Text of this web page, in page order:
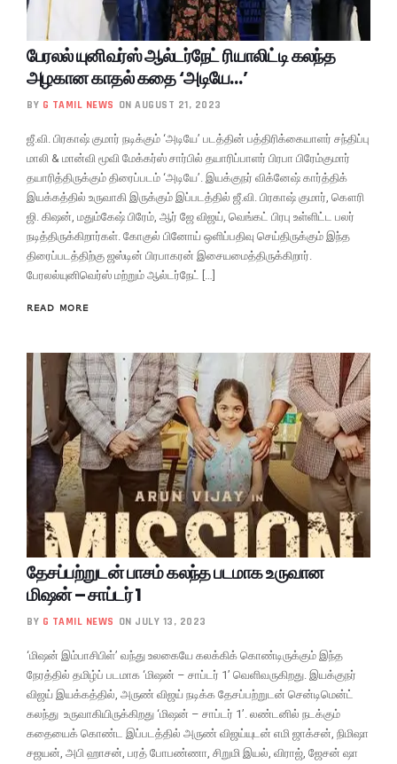
பேரலல் யுனிவர்ஸ் ஆல்டர்நேட் ரியாலிட்டி கலந்த
அழகான காதல் கதை ‘அடியே…’
BY G TAMIL NEWS ON AUGUST 21, 2023
ஜீ.வி. பிரகாஷ் குமார் நடிக்கும் ‘அடியே’ படத்தின் பத்திரிக்கையாளர் சந்திப்பு
மாலி & மான்வி மூவி மேக்கர்ஸ் சார்பில் தயாரிப்பாளர் பிரபா பிரேம்குமார்
தயாரித்திருக்கும் திரைப்படம் ‘அடியே’.‌ இயக்குநர் விக்னேஷ் கார்த்திக்
இயக்கத்தில் உருவாகி இருக்கும் இப்படத்தில் ஜீ.வி. பிரகாஷ் குமார், கௌரி
ஜி. கிஷன், மதும்கேஷ் பிரேம், ஆர் ஜே விஜய், வெங்கட் பிரபு உள்ளிட்ட பலர்
நடித்திருக்கிறார்கள். கோகுல் பினோய் ஒளிப்பதிவு செய்திருக்கும் இந்த
திரைப்படத்திற்கு ஜஸ்டின் பிரபாகரன் இசையமைத்திருக்கிறார்.
பேரலல்யுனிவெர்ஸ் மற்றும் ஆல்டர்நேட் […]
READ MORE
தேசப்பற்றுடன் பாசம் கலந்த படமாக உருவான
மிஷன் – சாப்டர் 1
BY G TAMIL NEWS ON JULY 13, 2023
‘மிஷன் இம்பாசிபிள்’ வந்து உலகையே கலக்கிக் கொண்டிருக்கும் இந்த
நேரத்தில் தமிழ்ப் படமாக ‘மிஷன் – சாப்டர் 1’ வெளிவருகிறது. இயக்குநர்
விஜய் இயக்கத்தில், அருண் விஜய் நடிக்க தேசப்பற்றுடன் சென்டிமென்ட்
கலந்து உருவாகியிருக்கிறது ‘மிஷன் – சாப்டர் 1’. லண்டனில் நடக்கும்
கதையைக் கொண்ட இப்படத்தில் அருண் விஜய்யுடன் எமி ஜாக்சன், நிமிஷா
சஜயன், அபி ஹாசன், பரத் போபண்ணா, சிறுமி இயல், விராஜ், ஜேசன் ஷா